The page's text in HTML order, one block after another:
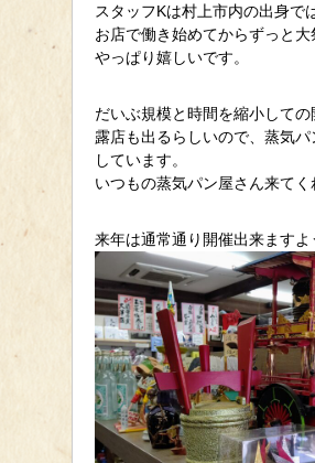
スタッフKは村上市内の出身で
お店で働き始めてからずっと
やっぱり嬉しいです。
だいぶ規模と時間を縮小しての
露店も出るらしいので、蒸気
しています。
いつもの蒸気パン屋さん来てく
来年は通常通り開催出来ますよ